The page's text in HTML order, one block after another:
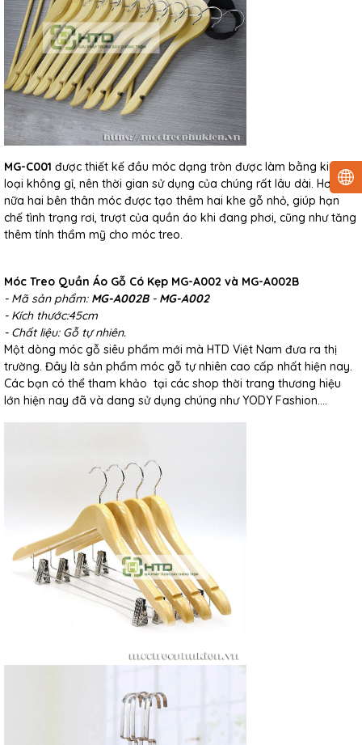
MG-C001 được thiết kế đầu móc dạng tròn được làm bằng kim
loại không gỉ, nên thời gian sử dụng của chúng rất lâu dài. Hơn
nữa hai bên thân móc được tạo thêm hai khe gỗ nhỏ, giúp hạn
chế tình trạng rơi, trượt của quần áo khi đang phơi, cũng như tăng
thêm tính thẩm mỹ cho móc treo.
Móc Treo Quần Áo Gỗ Có Kẹp MG-A002 và MG-A002B
- Mã sản phẩm: MG-A002B - MG-A002
- Kích thước:45cm
- Chất liệu: Gỗ tự nhiên.
Một dòng móc gỗ siêu phẩm mới mà HTD Việt Nam đưa ra thị
trường. Đây là sản phẩm móc gỗ tự nhiên cao cấp nhất hiện nay.
Các bạn có thể tham khảo tại các shop thời trang thương hiệu
lớn hiện nay đã và dang sử dụng chúng như YODY Fashion....